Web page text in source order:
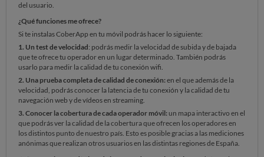
del usuario.
¿Qué funciones me ofrece?
Si te instalas CoberApp en tu móvil podrás hacer lo siguiente:
1. Un test de velocidad: podrás medir la velocidad de subida y de bajada
que te ofrece tu operador en un lugar determinado. También podrás
usarlo para medir la calidad de tu conexión wifi.
2. Una prueba completa de calidad de conexión:en el que además de la
velocidad, podrás conocer la latencia de tu conexión y la calidad de tu
navegación web y de vídeos en streaming.
3. Conocer la cobertura de cada operador móvil:un mapa interactivo en el
que podrás ver la calidad de la cobertura que ofrecen los operadores en
los distintos punto de nuestro país. Esto es posible gracias a las mediciones
anónimas que realizan otros usuarios en las distintas regiones de España.